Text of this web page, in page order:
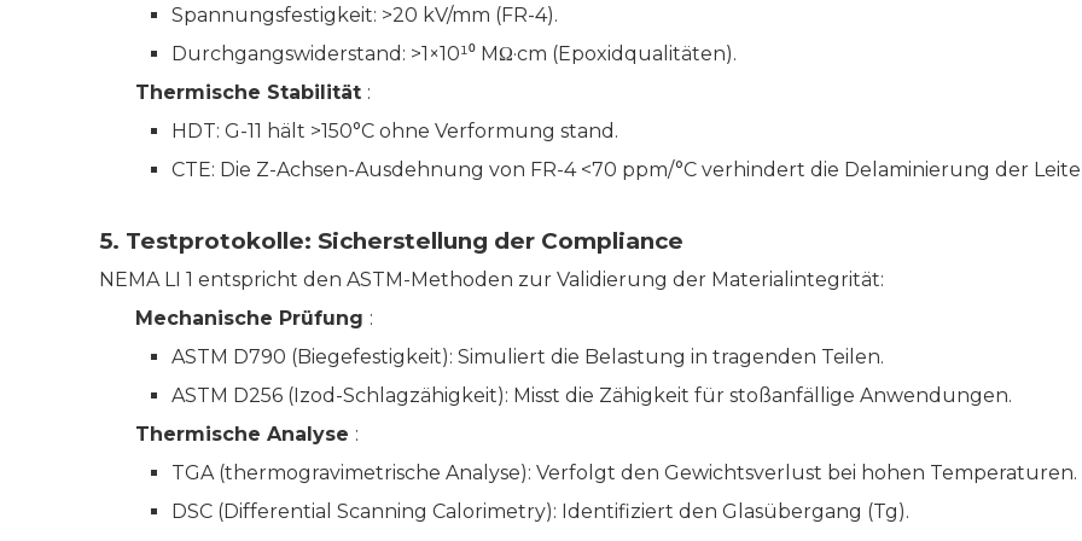
Spannungsfestigkeit: >20 kV/mm (FR-4).
Durchgangswiderstand: >1×10¹⁰ MΩ·cm (Epoxidqualitäten).
Thermische Stabilität :
HDT: G-11 hält >150°C ohne Verformung stand.
CTE: Die Z-Achsen-Ausdehnung von FR-4 <70 ppm/°C verhindert die Delaminierung der
5. Testprotokolle: Sicherstellung der Compliance
NEMA LI 1 entspricht den ASTM-Methoden zur Validierung der Materialintegrität:
Mechanische Prüfung :
ASTM D790 (Biegefestigkeit): Simuliert die Belastung in tragenden Teilen.
ASTM D256 (Izod-Schlagzähigkeit): Misst die Zähigkeit für stoßanfällige Anwendungen.
Thermische Analyse :
TGA (thermogravimetrische Analyse): Verfolgt den Gewichtsverlust bei hohen Temperaturen.
DSC (Differential Scanning Calorimetry): Identifiziert den Glasübergang (Tg).